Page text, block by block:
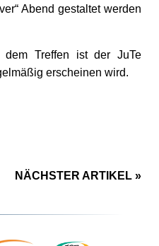
Abend gestaltet werden
Treffen ist der JuTe
erscheinen wird.
NÄCHSTER ARTIKEL »